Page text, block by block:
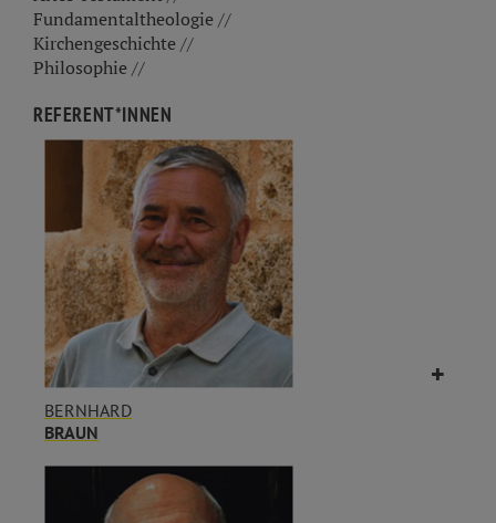
Fundamentaltheologie //
Kirchengeschichte //
Philosophie //
REFERENT*INNEN
BERNHARD
BRAUN